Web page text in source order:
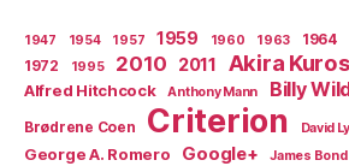
1947 1954 1957 1959 1960 1963 1964
1972
1995 2010 2011 Akira
Alfred Hitchcock Anthony Mann Billy
Brødrene Coen Criterion David
George A. Romero Google+ James Bond